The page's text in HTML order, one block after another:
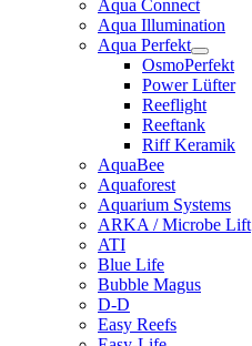
Aqua Connect
Aqua Illumination
Aqua Perfekt
OsmoPerfekt
Power Lüfter
Reeflight
Reeftank
Riff Keramik
AquaBee
Aquaforest
Aquarium Systems
ARKA / Microbe Lift
ATI
Blue Life
Bubble Magus
D-D
Easy Reefs